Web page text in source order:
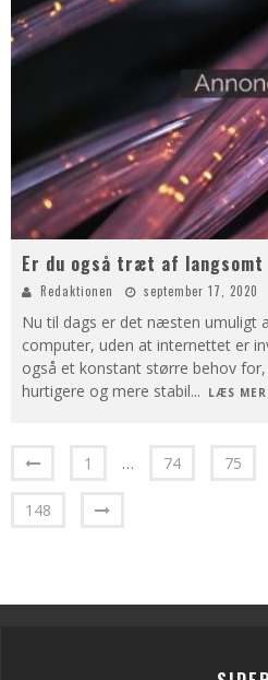
Er du også træt af
Redaktionen september 17, 2020
Nu til dags er det næsten umuligt
computer, uden at internettet er
også et konstant større behov
hurtigere og mere stabil... LÆS
1 … 74 75
148